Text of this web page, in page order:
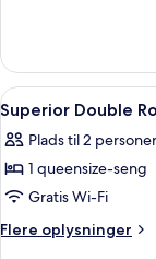
Twin
Room
Smoking
Indlæs
alle
billeder
af
Superior
Double
5
Superior Double
Plads til 2 personer
1 queensize-seng
Gratis Wi-Fi
Flere oplysninger
Flere